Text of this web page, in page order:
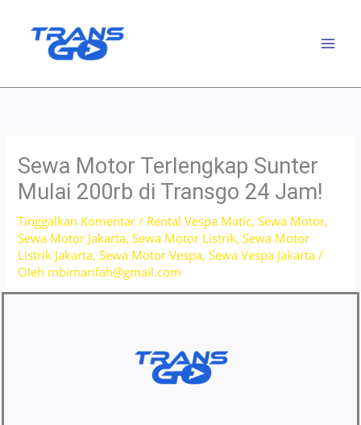
Sewa Motor Terlengkap Sunter
Mulai 200rb di Transgo 24 Jam!
Tinggalkan Komentar / Rental Vespa Matic,Sewa Motor,
Sewa Motor Jakarta,Sewa Motor Listrik,Sewa Motor
Listrik Jakarta,Sewa Motor Vespa,Sewa Vespa Jakarta /
Oleh mbimarifah@gmail.com